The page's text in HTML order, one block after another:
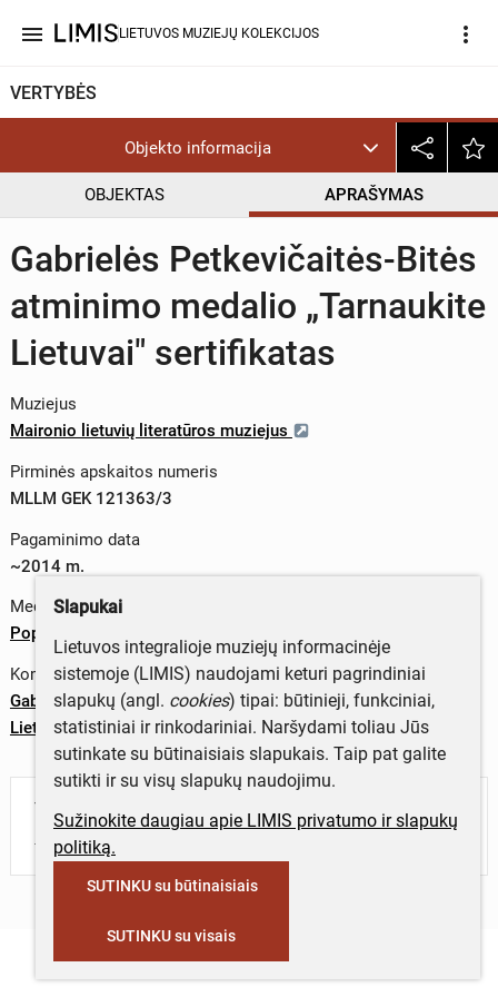
menu LIETUVOS MUZIEJŲ KOLEKCIJOS more_vert
VERTYBĖS
Objekto informacija
OBJEKTAS APRAŠYMAS
Gabrielės Petkevičaitės-Bitės
atminimo medalio „Tarnaukite
Lietuvai" sertifikatas
Muziejus
Maironio lietuvių literatūros muziejus
Pirminės apskaitos numeris
MLLM GEK 121363/3
Pagaminimo data
~2014 m.
Medžiagos
Popierius
Komplektas
Gabrielės Petkevičaitės-Bitės atminimo medalis „Tarnaukite
Lietuvai" su įdėklu ir sertifikatu
Turite daugiau informacijos apie objektą?
Parašykite mums!
Slapukai
Lietuvos integralioje muziejų informacinėje
sistemoje (LIMIS) naudojami keturi pagrindiniai
slapukų (angl. cookies) tipai: būtinieji, funkciniai,
statistiniai ir rinkodariniai. Naršydami toliau Jūs
sutinkate su būtinaisiais slapukais. Taip pat galite
sutikti ir su visų slapukų naudojimu.
Sužinokite daugiau apie LIMIS privatumo ir slapukų
politiką.
SUTINKU su būtinaisiais
SUTINKU su visais